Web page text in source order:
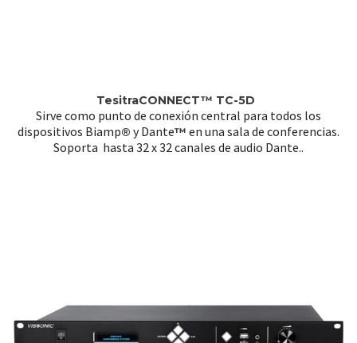
TesitraCONNECT™ TC-5D
Sirve como punto de conexión central para todos los
dispositivos Biamp® y Dante™ en una sala de conferencias.
Soporta hasta 32 x 32 canales de audio Dante..